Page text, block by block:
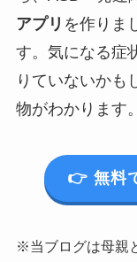
アプリ を作りま
す。気になる症
りていないかも
物がわかります。
👉 無料
※当ブログは母親